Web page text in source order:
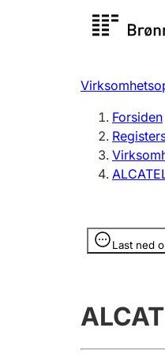
Registrere,
Forsiden
Last ned